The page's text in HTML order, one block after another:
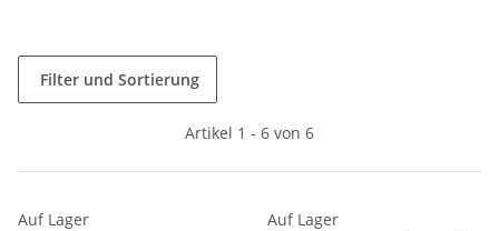
Filter und Sortierung
Artikel 1 - 6 von 6
Auf Lager Auf Lager